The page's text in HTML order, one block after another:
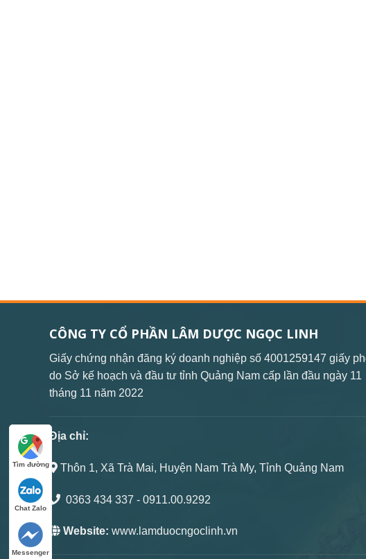
CÔNG TY CỔ PHẦN LÂM DƯỢC NGỌC LINH
Giấy chứng nhận đăng ký doanh nghiệp số 4001259147 giấy
do Sở kế hoạch và đầu tư tỉnh Quảng Nam cấp lần đầu ngày 11
tháng 11 năm 2022
Địa chỉ:
Thôn 1, Xã Trà Mai, Huyện Nam Trà My, Tỉnh Quảng Nam
0363 434 337 - 0911.00.9292
Website: www.lamduocngoclinh.vn
Tìm đường
Chat Zalo
Messenger